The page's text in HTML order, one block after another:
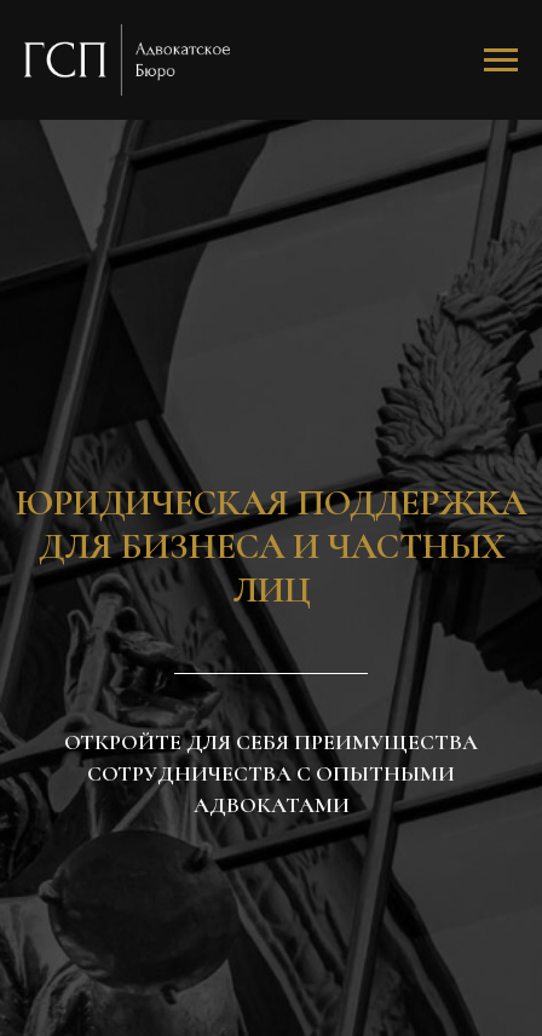
ЮРИДИЧЕСКАЯ ПОДДЕРЖКА
ДЛЯ БИЗНЕСА И ЧАСТНЫХ
ЛИЦ
ОТКРОЙТЕ ДЛЯ СЕБЯ ПРЕИМУЩЕСТВА
СОТРУДНИЧЕСТВА С ОПЫТНЫМИ
АДВОКАТАМИ